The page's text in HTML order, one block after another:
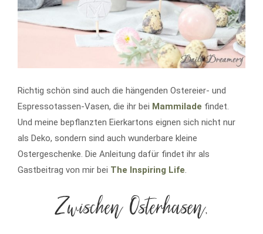
Richtig schön sind auch die hängenden Ostereier- und
Espressotassen-Vasen, die ihr bei Mammilade findet.
Und meine bepflanzten Eierkartons eignen sich nicht nur
als Deko, sondern sind auch wunderbare kleine
Ostergeschenke. Die Anleitung dafür findet ihr als
Gastbeitrag von mir bei The Inspiring Life.
Zwischen Osterhasen,